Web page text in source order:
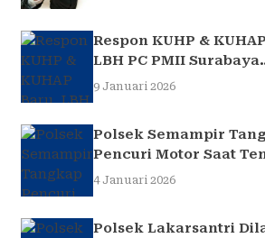
Respon KUHP &
LBH PC PMII Surabaya
Selenggarakan
9 Januari 2026
Polsek Semampir
Pencuri Motor Saat
Jadi Amuk Massa
4 Januari 2026
Polsek Lakarsantri